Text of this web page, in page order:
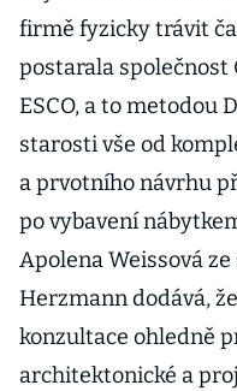
firmě fyzicky trávit
postarala společnost
ESCO, a to metodou
starosti vše od
a prvotního návrhu
po vybavení
Apolena Weissová ze
Herzmann dodává,
konzultace ohledně
architektonické a